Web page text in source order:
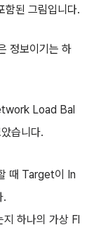
된 그림입니다.
정보이기는 하
Load Bal
습니다.
때 Target이 In
.
하나의 가상 Fl